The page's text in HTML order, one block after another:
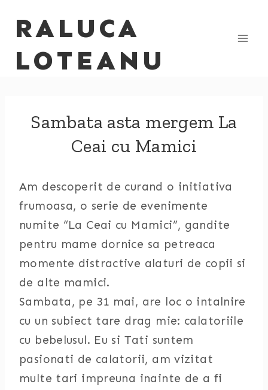
RALUCA
LOTEANU
Sambata asta mergem La
Ceai cu Mamici
Am descoperit de curand o initiativa
frumoasa, o serie de evenimente
numite “La Ceai cu Mamici”, gandite
pentru mame dornice sa petreaca
momente distractive alaturi de copii si
de alte mamici.
Sambata, pe 31 mai, are loc o intalnire
cu un subiect tare drag mie: calatoriile
cu bebelusul. Eu si Tati suntem
pasionati de calatorii, am vizitat
multe tari impreuna inainte de a fi